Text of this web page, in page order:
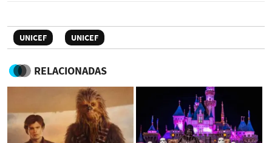
UNICEF UNICEF
RELACIONADAS